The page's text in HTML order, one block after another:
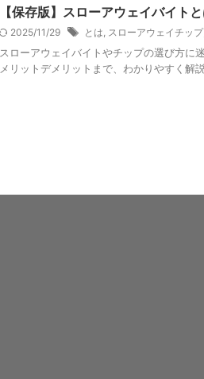
【保存版】スローアウェイバイト
2025/11/29 とは, スローアウェイチップ
スローアウェイバイトやチップの選び方に
メリットデメリットまで、わかりやすく解